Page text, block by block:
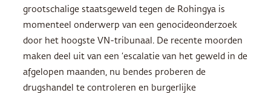
grootschalige staatsgeweld tegen de Rohingya is
momenteel onderwerp van een genocideonderzoek
door het hoogste VN-tribunaal. De recente moorden
maken deel uit van een ‘escalatie van het geweld in de
afgelopen maanden, nu bendes proberen de
drugshandel te controleren en burgerlijke